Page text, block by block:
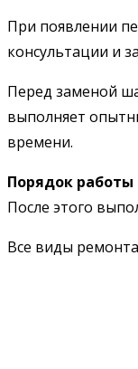
При появлении
консультации и
Перед заменой
выполняет
времени.
Порядок
После этого
Все виды